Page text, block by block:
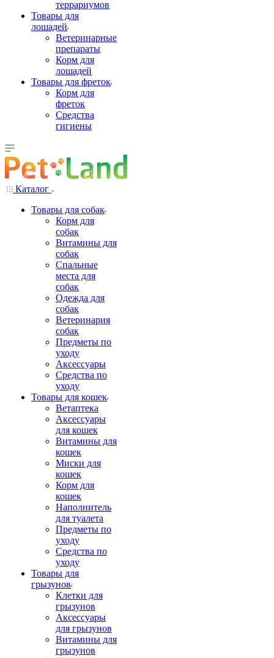
террариумов
Товары для
лошадей
Ветеринарные
препараты
Корм для
лошадей
Товары для фреток
Корм для
фреток
Средства
гигиены
Каталог
Товары для собак
Корм для
собак
Витамины для
собак
Спальные
места для
собак
Одежда для
собак
Ветеринария
собак
Предметы по
уходу
Аксессуары
Средства по
уходу
Товары для кошек
Ветаптека
Аксессуары
для кошек
Витамины для
кошек
Миски для
кошек
Корм для
кошек
Наполнитель
для туалета
Предметы по
уходу
Средства по
уходу
Товары для
грызунов
Клетки для
грызунов
Аксессуары
для грызунов
Витамины для
грызунов